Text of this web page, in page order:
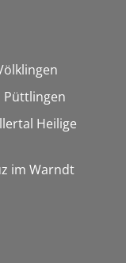
Püttlingen
Heilige
im Warndt